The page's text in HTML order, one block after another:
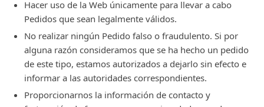
Hacer uso de la Web únicamente para llevar a cabo
Pedidos que sean legalmente válidos.
No realizar ningún Pedido falso o fraudulento. Si por
alguna razón consideramos que se ha hecho un pedido
de este tipo, estamos autorizados a dejarlo sin efecto e
informar a las autoridades correspondientes.
Proporcionarnos la información de contacto y